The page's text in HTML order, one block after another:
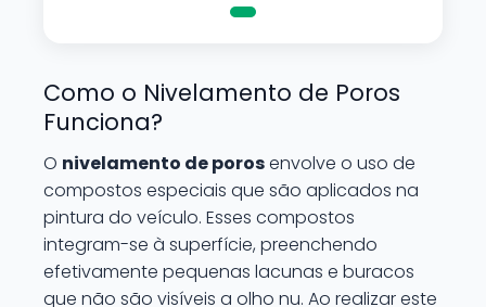
Como o Nivelamento de Poros
Funciona?
O nivelamento de porosenvolve o uso de
compostos especiais que são aplicados na
pintura do veículo. Esses compostos
integram-se à superfície, preenchendo
efetivamente pequenas lacunas e buracos
que não são visíveis a olho nu. Ao realizar este